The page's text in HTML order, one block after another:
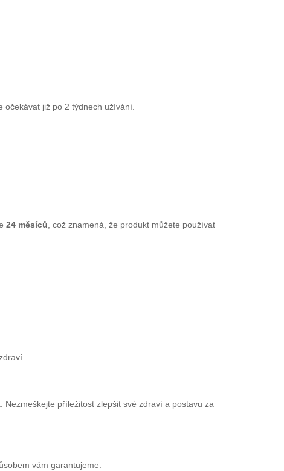
očekávat již po 2 týdnech užívání.
24 měsíců, což znamená, že produkt můžete používat
. Nezmeškejte příležitost zlepšit své zdraví a postavu za
vám garantujeme: